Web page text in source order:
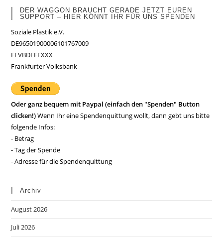
DER WAGGON BRAUCHT GERADE JETZT EUREN
SUPPORT – HIER KÖNNT IHR FÜR UNS SPENDEN
Soziale Plastik e.V.
DE96501900006101767009
FFVBDEFFXXX
Frankfurter Volksbank
Oder ganz bequem mit Paypal (einfach den "Spenden" Button
clicken!)Wenn Ihr eine Spendenquittung wollt, dann gebt uns bitte
folgende Infos:
- Betrag
- Tag der Spende
- Adresse für die Spendenquittung
Archiv
August 2026
Juli 2026